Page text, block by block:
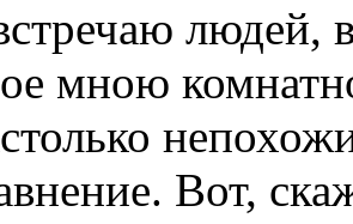
мною
Вот,